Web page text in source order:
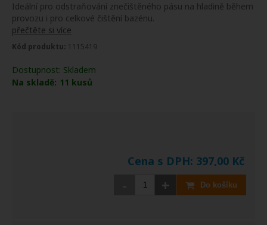
Ideální pro odstraňování znečištěného pásu na hladině během
provozu i pro celkové čištění bazénu.
přečtěte si více
Kód produktu: 1115419
Dostupnost: Skladem
Na skladě: 11 kusů
Cena s DPH: 397,00 Kč
+ Do košíku